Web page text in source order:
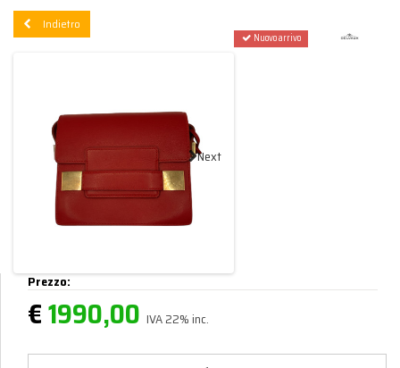
Nuovo arrivo
Indietro
Next
Prezzo:
€1990,00 IVA 22% inc.